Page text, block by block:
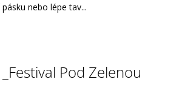
nebo lépe tav...
Pod Zelenou